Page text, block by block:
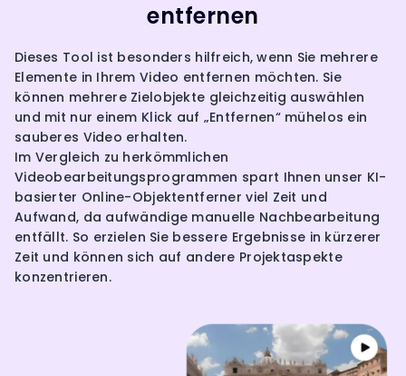
entfernen
Dieses Tool ist besonders hilfreich, wenn Sie mehrere
Elemente in Ihrem Video entfernen möchten. Sie
können mehrere Zielobjekte gleichzeitig auswählen
und mit nur einem Klick auf „Entfernen“ mühelos ein
sauberes Video erhalten.
Im Vergleich zu herkömmlichen
Videobearbeitungsprogrammen spart Ihnen unser KI-
basierter Online-Objektentferner viel Zeit und
Aufwand, da aufwändige manuelle Nachbearbeitung
entfällt. So erzielen Sie bessere Ergebnisse in kürzerer
Zeit und können sich auf andere Projektaspekte
konzentrieren.